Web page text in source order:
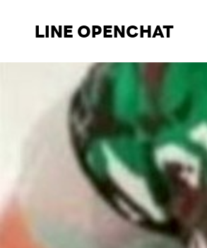
LINE OPENCHAT